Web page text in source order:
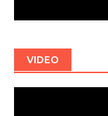
VIDEO